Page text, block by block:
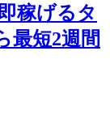
稼げるタ
最短2週間